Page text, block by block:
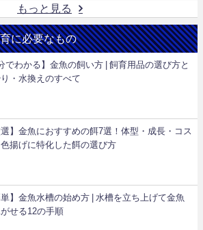
もっと見る
に必要なもの
でわかる】金魚の飼い方 | 飼育用品の選び方と
・水換えのすべて
選】金魚におすすめの餌7選！体型・成長・コス
揚げに特化した餌の選び方
単】金魚水槽の始め方 | 水槽を立ち上げて金魚
せる12の手順